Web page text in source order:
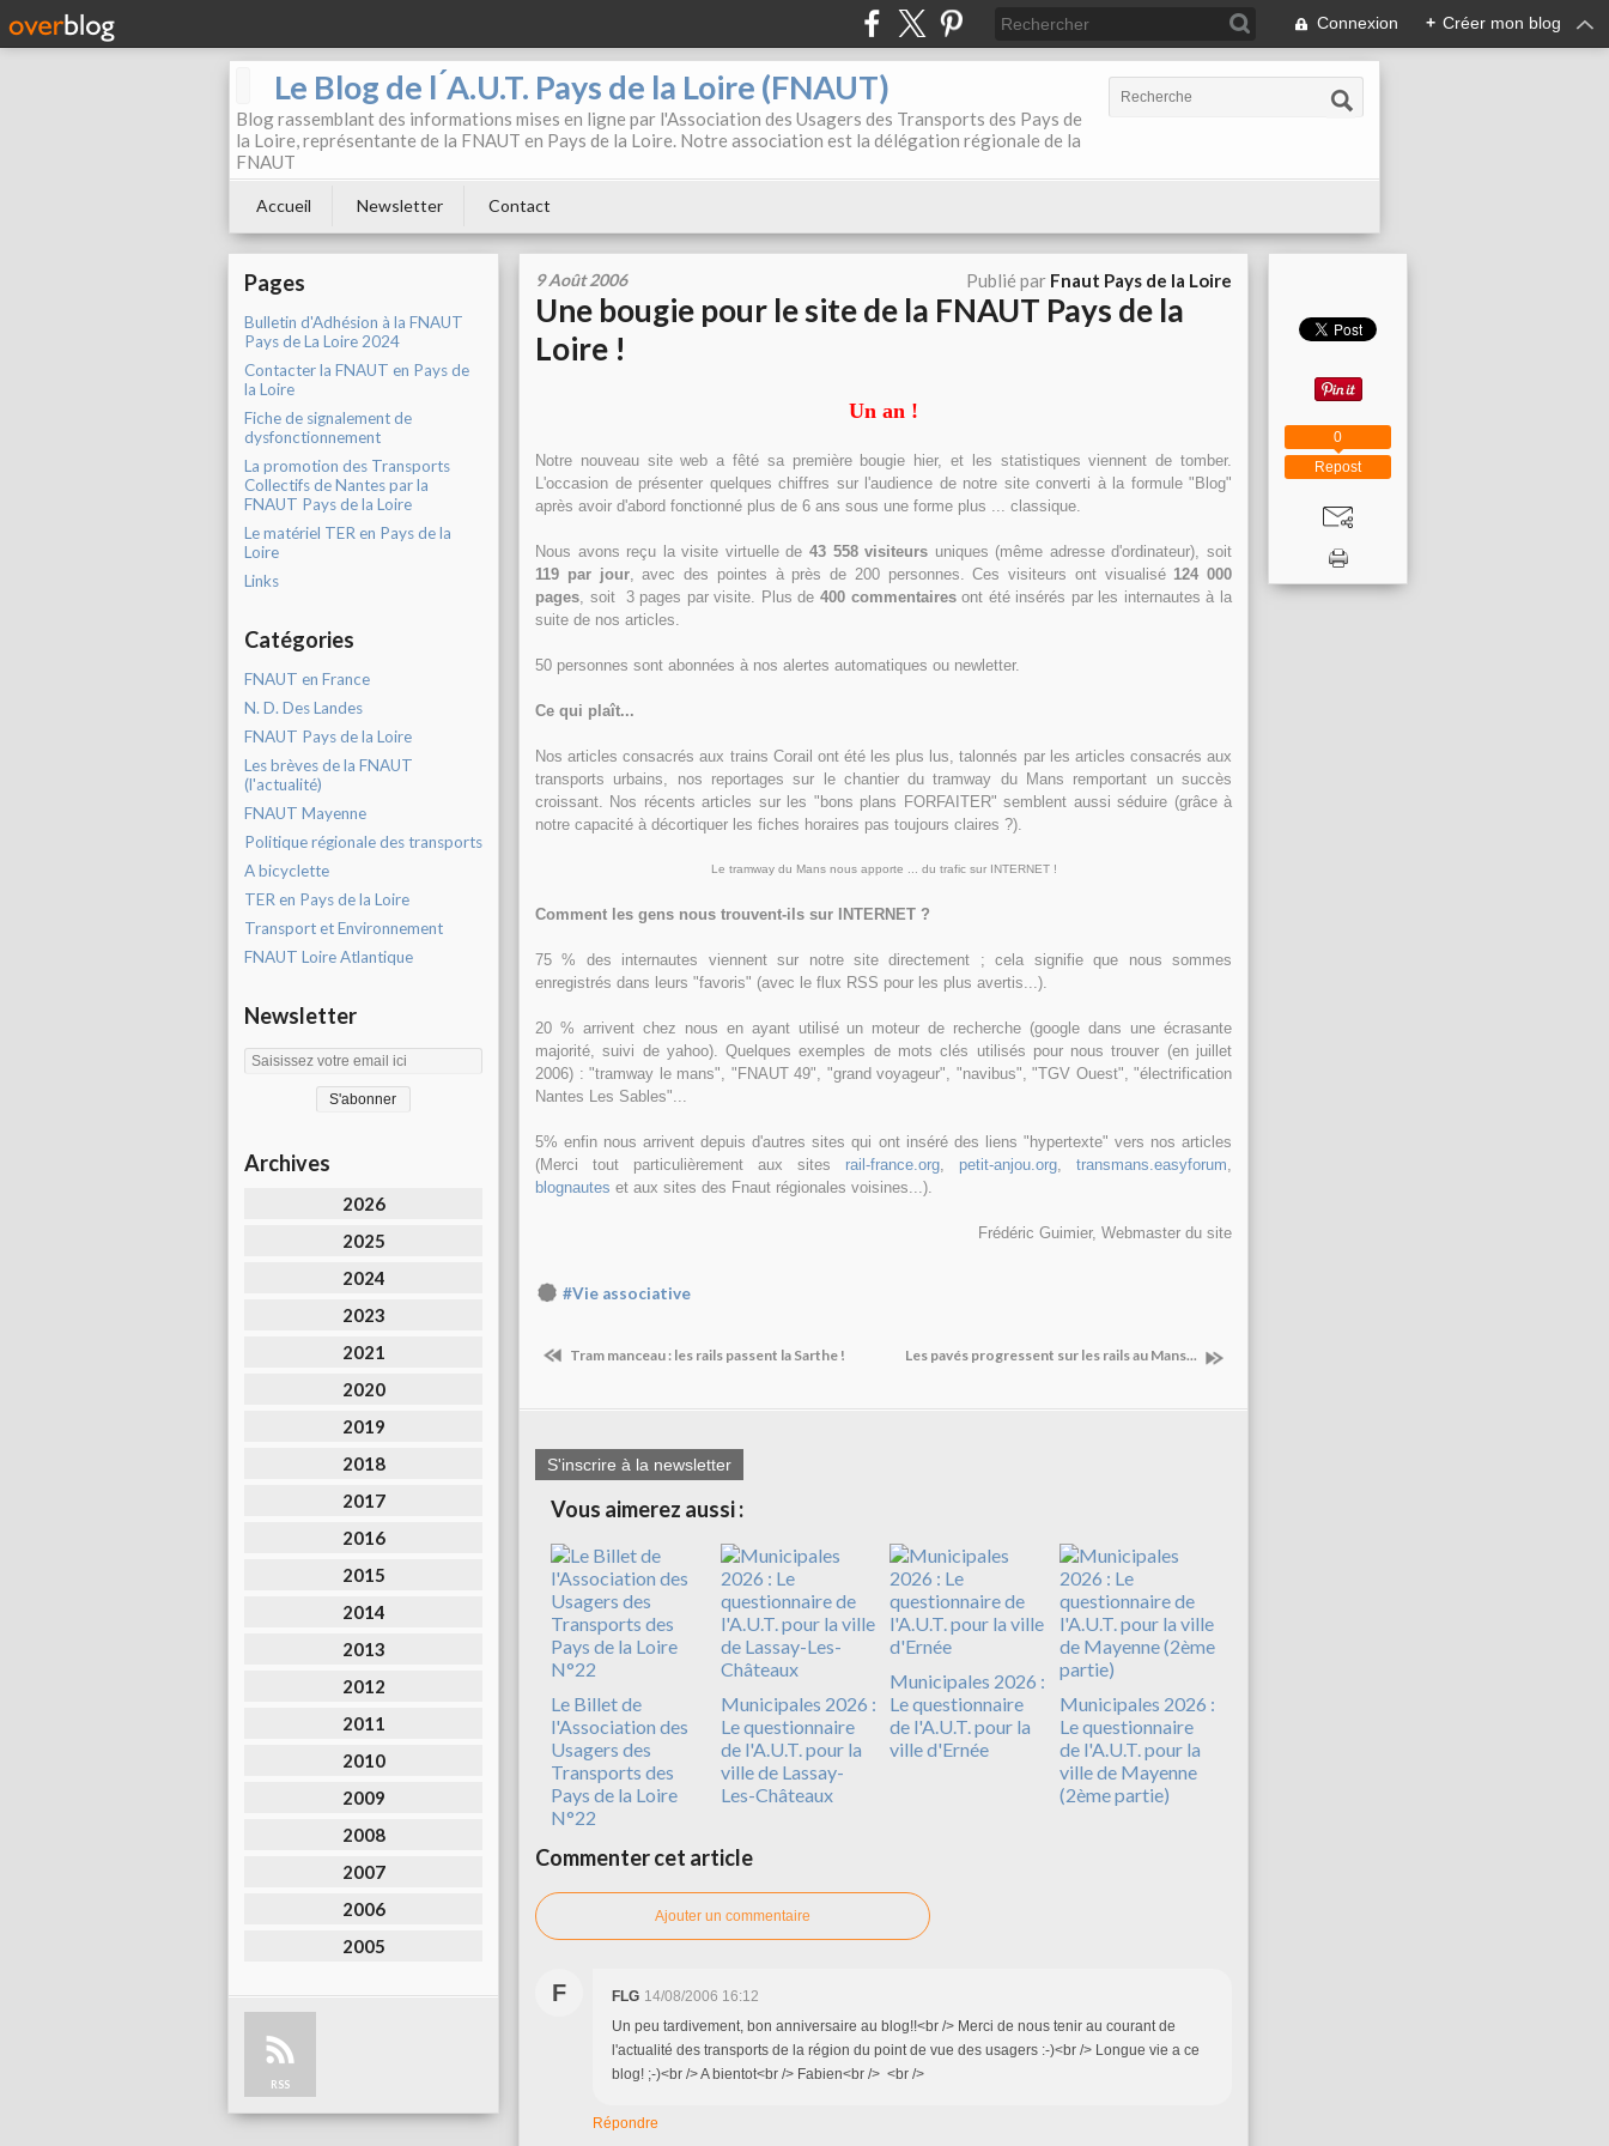
Connexion + Créer mon blog
Le Blog de l ́A.U.T. Pays de la Loire (FNAUT)
Blog rassemblant des informations mises en ligne par l'Association des Usagers des Transports des Pays de
la Loire, représentante de la FNAUT en Pays de la Loire. Notre association est la délégation régionale de la
FNAUT
Accueil Newsletter Contact
Pages
Bulletin d'Adhésion à la FNAUT
Pays de La Loire 2024
Contacter la FNAUT en Pays de
la Loire
Fiche de signalement de
dysfonctionnement
La promotion des Transports
Collectifs de Nantes par la
FNAUT Pays de la Loire
Le matériel TER en Pays de la
Loire
Links
Catégories
FNAUT en France
N. D. Des Landes
FNAUT Pays de la Loire
Les brèves de la FNAUT
(l'actualité)
FNAUT Mayenne
Politique régionale des transports
A bicyclette
TER en Pays de la Loire
Transport et Environnement
FNAUT Loire Atlantique
Newsletter
Archives
2026
2025
2024
2023
2021
2020
2019
2018
2017
2016
2015
2014
2013
2012
2011
2010
2009
2008
2007
2006
2005
RSS
9 Août 2006 Publié par Fnaut Pays de la Loire
Une bougie pour le site de la FNAUT Pays de la
Loire !
Un an !
Notre nouveau site web a fêté sa première bougie hier, et les statistiques viennent de tomber.
L'occasion de présenter quelques chiffres sur l'audience de notre site converti à la formule "Blog"
après avoir d'abord fonctionné plus de 6 ans sous une forme plus ... classique.
Nous avons reçu la visite virtuelle de 43 558 visiteurs uniques (même adresse d'ordinateur), soit
119 par jour, avec des pointes à près de 200 personnes. Ces visiteurs ont visualisé 124 000
pages, soit 3 pages par visite. Plus de 400 commentairesont été insérés par les internautes à la
suite de nos articles.
50 personnes sont abonnées à nos alertes automatiques ou newletter.
Ce qui plaît...
Nos articles consacrés aux trains Corail ont été les plus lus, talonnés par les articles consacrés aux
transports urbains, nos reportages sur le chantier du tramway du Mans remportant un succès
croissant. Nos récents articles sur les "bons plans FORFAITER" semblent aussi séduire (grâce à
notre capacité à décortiquer les fiches horaires pas toujours claires ?).
Le tramway du Mans nous apporte ... du trafic sur INTERNET !
Comment les gens nous trouvent-ils sur INTERNET ?
75 % des internautes viennent sur notre site directement ; cela signifie que nous sommes
enregistrés dans leurs "favoris" (avec le flux RSS pour les plus avertis...).
20 % arrivent chez nous en ayant utilisé un moteur de recherche (google dans une écrasante
majorité, suivi de yahoo). Quelques exemples de mots clés utilisés pour nous trouver (en juillet
2006) : "tramway le mans", "FNAUT 49", "grand voyageur", "navibus", "TGV Ouest", "électrification
Nantes Les Sables"...
5% enfin nous arrivent depuis d'autres sites qui ont inséré des liens "hypertexte" vers nos articles
(Merci tout particulièrement aux sites rail-france.org, petit-anjou.org, transmans.easyforum,
blognautes et aux sites des Fnaut régionales voisines...).
Frédéric Guimier, Webmaster du site
#Vie associative
Tram manceau : les rails passent la Sarthe ! Les pavés progressent sur les rails au Mans...
S'inscrire à la newsletter
Vous aimerez aussi :
Le Billet de
l'Association des
Usagers des
Transports des
Pays de la Loire
N°22
Municipales 2026 :
Le questionnaire
de l'A.U.T. pour la
ville de Lassay-
Les-Châteaux
Municipales 2026 :
Le questionnaire
de l'A.U.T. pour la
ville d'Ernée
Municipales 2026 :
Le questionnaire
de l'A.U.T. pour la
ville de Mayenne
(2ème partie)
Commenter cet article
Ajouter un commentaire
F FLG 14/08/2006 16:12
Un peu tardivement, bon anniversaire au blog!!<br /> Merci de nous tenir au courant de
l'actualité des transports de la région du point de vue des usagers :-)<br /> Longue vie a ce
blog! ;-)<br /> A bientot<br /> Fabien<br /> <br />
Répondre
Repost
0